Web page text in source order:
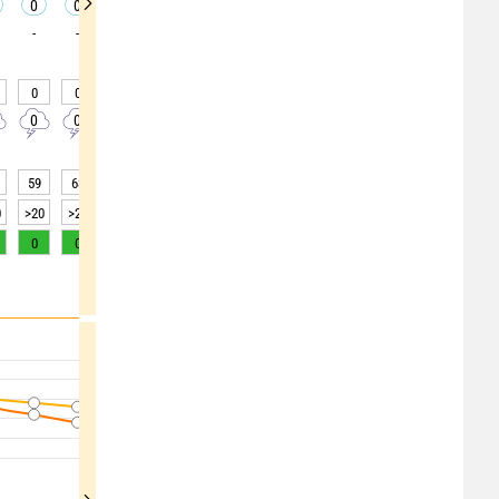
0 0
- -
0 0
0 0
59 63
>20 >20
0 0